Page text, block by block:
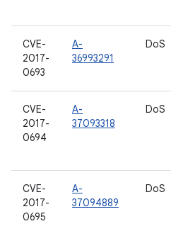
CVE-
2017-
0693
A-
36993291
DoS
CVE-
2017-
0694
A-
37093318
DoS
CVE-
2017-
0695
A-
37094889
DoS